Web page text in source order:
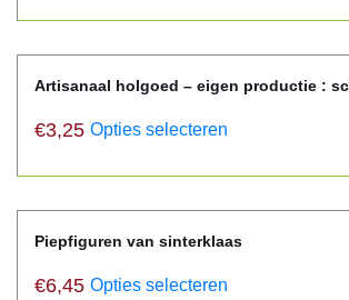
Artisanaal holgoed – eigen productie :
€3,25 Opties selecteren
Piepfiguren van sinterklaas
€6,45 Opties selecteren